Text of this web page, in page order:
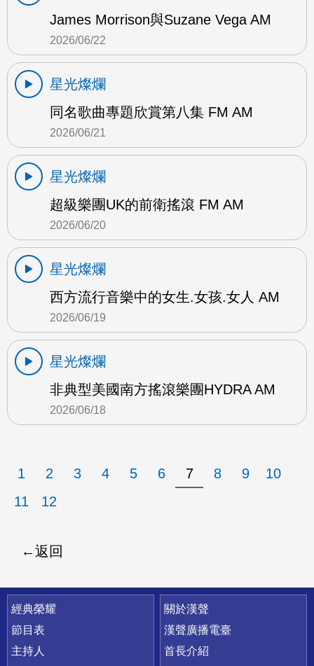
James Morrison與Suzane Vega AM
2026/06/22
星光燦爛
同名歌曲專題欣賞第八集 FM AM
2026/06/21
星光燦爛
超級樂團UK的前衛搖滾 FM AM
2026/06/20
星光燦爛
西方流行音樂中的女生.女孩.女人 AM
2026/06/19
星光燦爛
非典型美國南方搖滾樂團HYDRA AM
2026/06/18
1 2 3 4 5 6 7 8 9
10
11
12
返回
快速連結
經典榮耀
節目表
主持人
關於漢聲
漢聲廣播電臺
首長介紹